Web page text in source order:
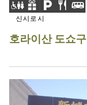
신시로시
호라이산 도쇼구